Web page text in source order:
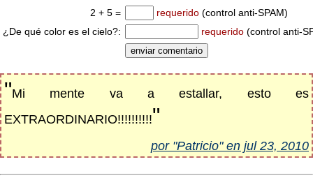
2 + 5 = requerido (control anti-SPAM)
¿De qué color es el cielo?:
requerido (control anti-
"Mi mente va a estallar, esto es
EXTRAORDINARIO!!!!!!!!!!"
por "Patricio" en jul 23, 2010